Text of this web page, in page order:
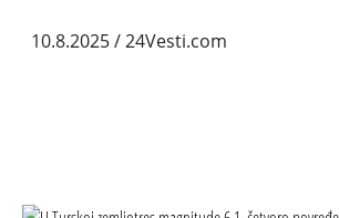
10.8.2025/ 24Vesti.com